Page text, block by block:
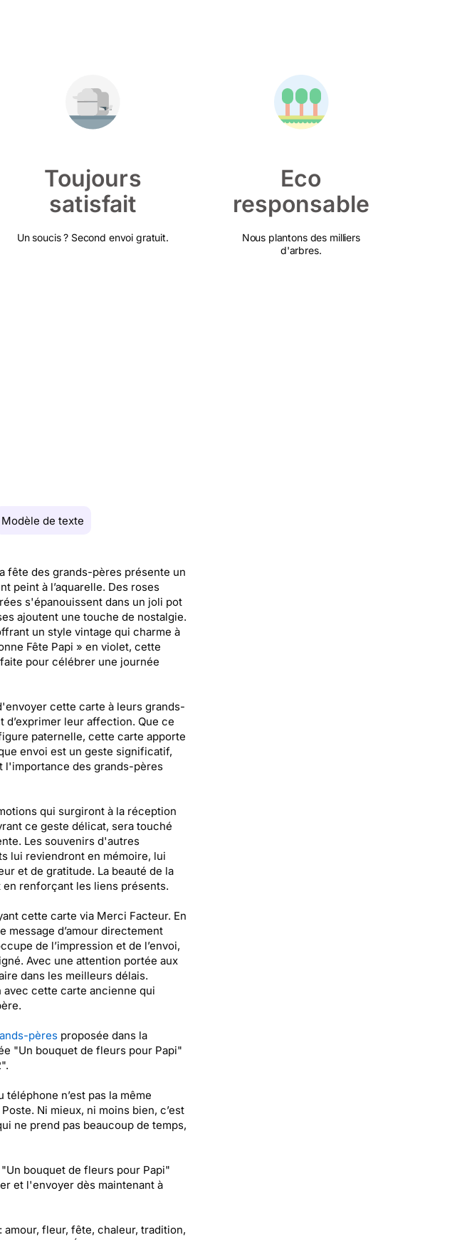
Toujours
satisfait
Un soucis ? Second envoi gratuit.
Eco
responsable
Nous plantons des milliers
d'arbres.
Modèle de texte
fête des grands-pères présente un
peint à l’aquarelle. Des roses
s'épanouissent dans un joli pot
ajoutent une touche de nostalgie.
un style vintage qui charme à
Fête Papi » en violet, cette
pour célébrer une journée
cette carte à leurs grands-
leur affection. Que ce
paternelle, cette carte apporte
envoi est un geste significatif,
l'importance des grands-pères
qui surgiront à la réception
ce geste délicat, sera touché
Les souvenirs d'autres
lui reviendront en mémoire, lui
et de gratitude. La beauté de la
renforçant les liens présents.
cette carte via Merci Facteur. En
d’amour directement
de l’impression et de l’envoi,
Avec une attention portée aux
dans les meilleurs délais.
cette carte ancienne qui
pèresproposée dans la
"Un bouquet de fleurs pour Papi"
téléphone n’est pas la même
Ni mieux, ni moins bien, c’est
ne prend pas beaucoup de temps,
bouquet de fleurs pour Papi"
et l'envoyer dès maintenant à
fleur, fête, chaleur, tradition,